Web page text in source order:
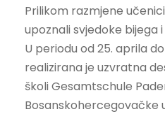
Prilikom razmjene
upoznali svjedoke bijega
U periodu od 25. aprila
realizirana je uzvratna
školi Gesamtschule
Bosanskohercegovačke